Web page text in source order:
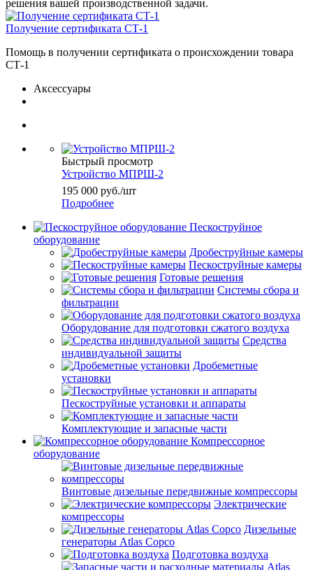
решения вашей производственной задачи.
Получение сертификата СТ-1
Помощь в получении сертификата о происхождении товара
СТ-1
Аксессуары
Быстрый просмотр
Устройство МПРШ-2
195 000 руб./шт
Подробнее
Пескоструйное
оборудование
Дробеструйные камеры
Пескоструйные камеры
Готовые решения
Системы сбора и
фильтрации
Оборудование для подготовки сжатого воздуха
Средства
индивидуальной защиты
Дробеметные
установки
Пескоструйные установки и аппараты
Комплектующие и запасные части
Компрессорное
оборудование
Винтовые дизельные передвижные компрессоры
Электрические
компрессоры
Дизельные
генераторы Atlas Copco
Подготовка воздуха